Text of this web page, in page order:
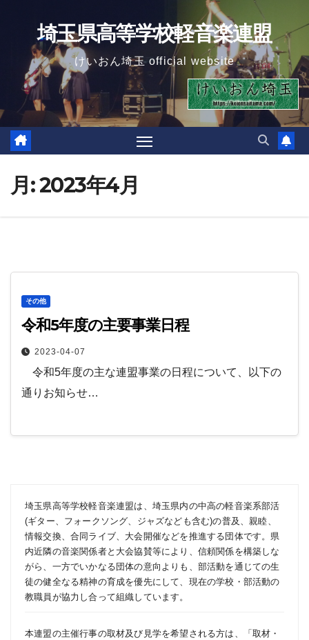
content
埼玉県高等学校軽音楽連盟
けいおん埼玉 official website
月:2023年4月
その他
令和5年度の主要事業日程
2023-04-07
令和5年度の主な連盟事業の日程について、以下の
通りお知らせ…
埼玉県高等学校軽音楽連盟は、埼玉県内の中高の軽音楽系部活
(ギター、フォークソング、ジャズなども含む)の普及、親睦、
情報交換、合同ライブ、大会開催などを推進する団体です。県
内近隣の音楽関係者と大会協賛等により、信頼関係を構築しな
がら、一方でいかなる団体の意向よりも、部活動を通じての生
徒の健全なる精神の育成を優先にして、現在の学校・部活動の
教職員が協力し合って組織しています。
本連盟の主催行事の取材及び見学を希望される方は、「 取材・